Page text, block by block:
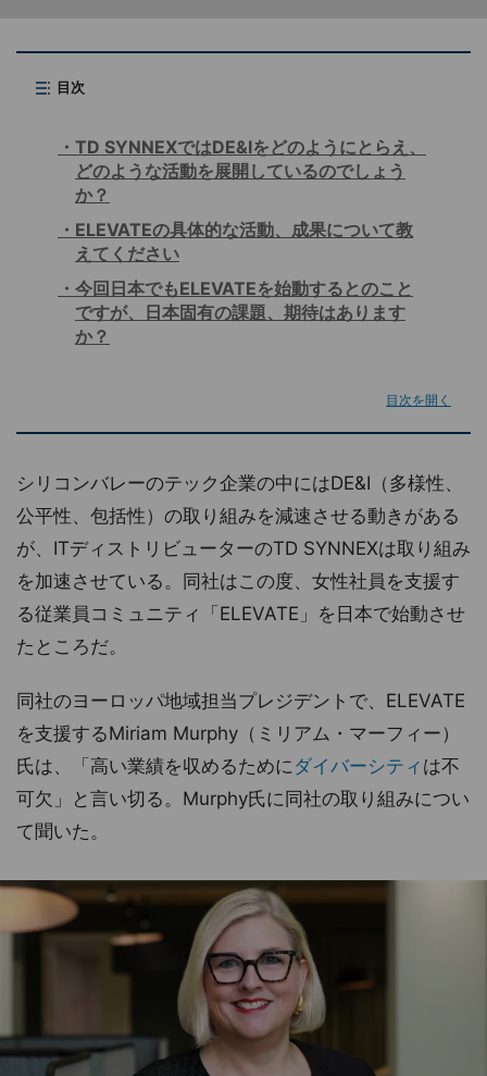
目次
TD SYNNEXではDE&Iをどのようにとらえ、
どのような活動を展開しているのでしょう
か？
ELEVATEの具体的な活動、成果について教
えてください
今回日本でもELEVATEを始動するとのこと
ですが、日本固有の課題、期待はあります
か？
目次を開く
シリコンバレーのテック企業の中にはDE&I（多様性、
公平性、包括性）の取り組みを減速させる動きがある
が、ITディストリビューターのTD SYNNEXは取り組み
を加速させている。同社はこの度、女性社員を支援す
る従業員コミュニティ「ELEVATE」を日本で始動させ
たところだ。
同社のヨーロッパ地域担当プレジデントで、ELEVATE
を支援するMiriam Murphy（ミリアム・マーフィー）
氏は、「高い業績を収めるためにダイバーシティ は不
可欠」と言い切る。Murphy氏に同社の取り組みについ
て聞いた。